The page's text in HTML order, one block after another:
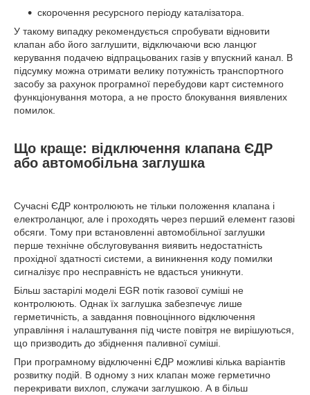
скорочення ресурсного періоду каталізатора.
У такому випадку рекомендується спробувати відновити
клапан або його заглушити, відключаючи всю ланцюг
керування подачею відпрацьованих газів у впускний канал. В
підсумку можна отримати велику потужність транспортного
засобу за рахунок програмної перебудови карт системного
функціонування мотора, а не просто блокування виявлених
помилок.
Що краще: відключення клапана ЄДР
або автомобільна заглушка
Сучасні ЄДР контролюють не тільки положення клапана і
електроланцюг, але і проходять через перший елемент газові
обсяги. Тому при встановленні автомобільної заглушки
перше технічне обслуговування виявить недостатність
прохідної здатності системи, а виникнення коду помилки
сигналізує про несправність не вдасться уникнути.
Більш застарілі моделі EGR потік газової суміші не
контролюють. Однак їх заглушка забезпечує лише
герметичність, а завдання повноцінного відключення
управління і налаштування під чисте повітря не вирішуються,
що призводить до збіднення паливної суміші.
При програмному відключенні ЄДР можливі кілька варіантів
розвитку подій. В одному з них клапан може герметично
перекривати вихлоп, служачи заглушкою. А в більш